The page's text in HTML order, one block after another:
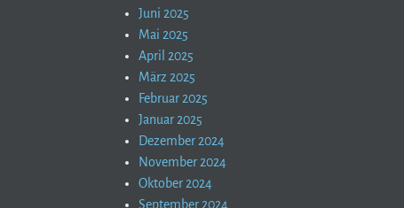
Juni 2025
Mai 2025
April 2025
März 2025
Februar 2025
Januar 2025
Dezember 2024
November 2024
Oktober 2024
September 2024